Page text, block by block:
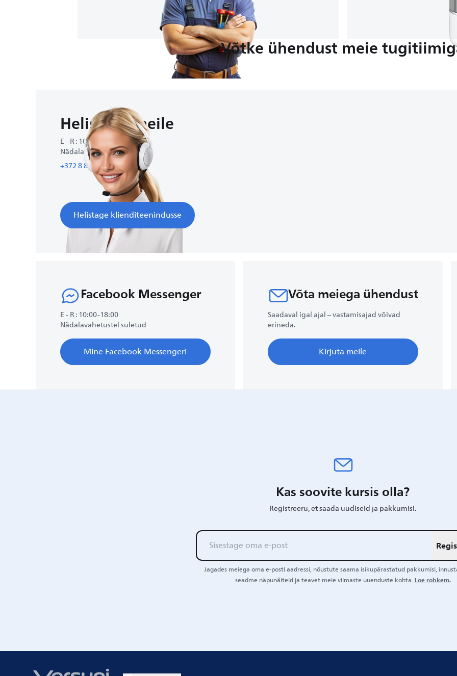
Võtke ühendust meie
Helistage meile
E - R : 10:00-12:00
Nädalavahetustel suletud
+372 8 80 44 85
Helistage klienditeenindusse
Facebook Messenger
E - R : 10:00-18:00
Nädalavahetustel suletud
Mine Facebook Messengeri
Võta meiega ühendust​
Saadaval igal ajal – vastamisajad võivad
erineda.
Kirjuta meile
Kas soovite kursis olla?
Registreeru, et saada uudiseid ja pakkumisi.
Jagades meiega oma e-posti aadressi, nõustute saama isikupärastatud pakkumisi,
seadme näpunäiteid ja teavet meie viimaste uuenduste kohta.Loe rohkem.